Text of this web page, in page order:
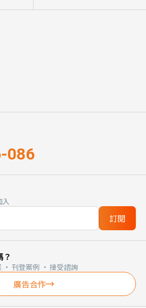
086
入
訂閱
· 刊登案例 · 接受諮詢
廣告合作